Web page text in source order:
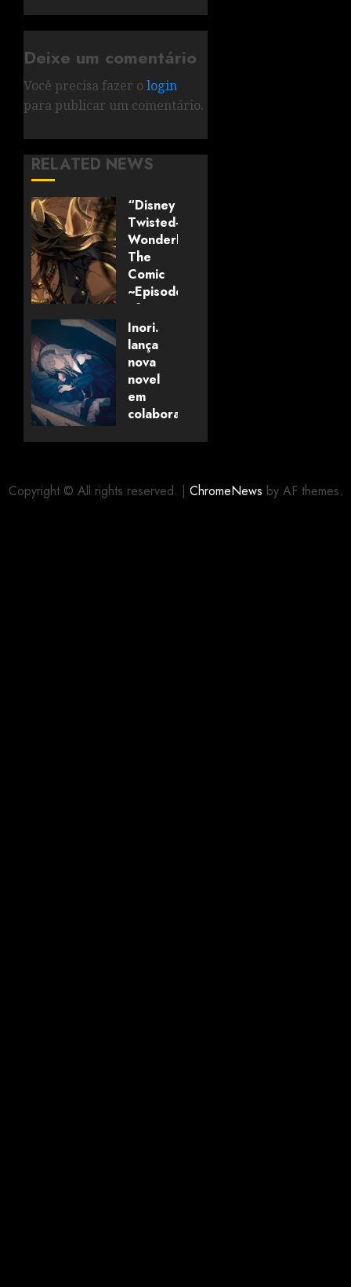
Deixe um comentário
Você precisa fazer o login
para publicar um comentário.
RELATED NEWS
“Disney
Twisted-
Wonderland:
The
Comic
~Episode
of
Savanaclaw~”
anunciado
pela
Universo
dos
Livros
Inori.
lança
nova
novel
em
colaboração
Copyright © All rights reserved. | ChromeNews by AF themes.